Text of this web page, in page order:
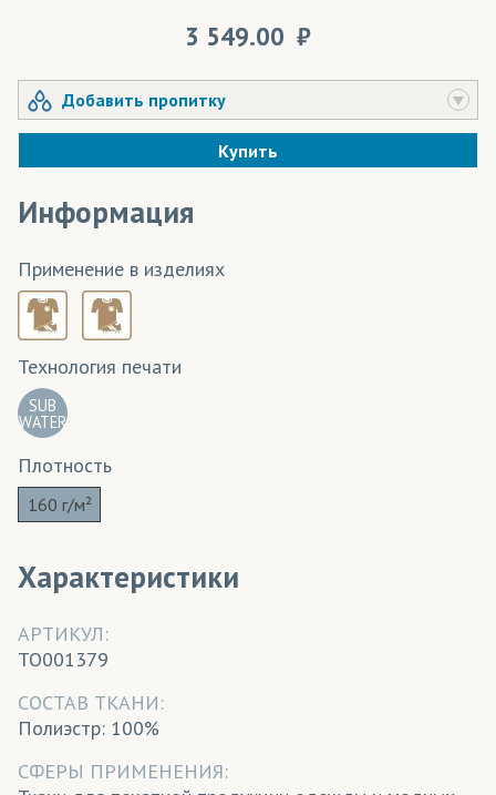
3 549.00
Добавить пропитку
Купить
Информация
Применение в изделиях
Технология печати
SUB
WATER
Плотность
160 г/м²
Характеристики
АРТИКУЛ:
TO001379
CОСТАВ ТКАНИ:
Полиэстр: 100%
СФЕРЫ ПРИМЕНЕНИЯ: